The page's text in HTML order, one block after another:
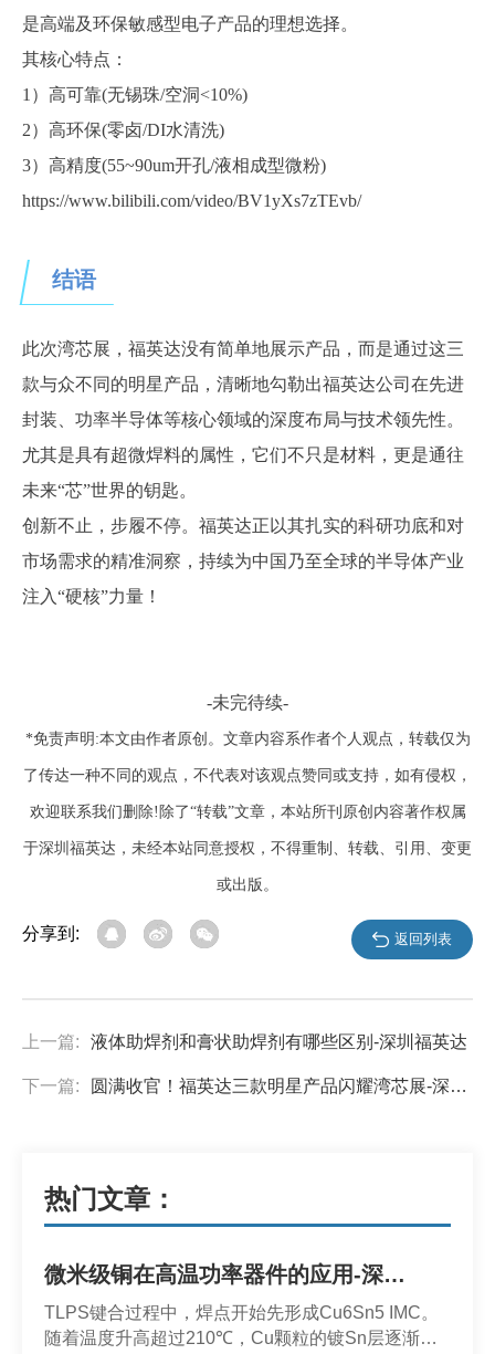
是高端及环保敏感型电子产品的理想选择。
其核心特点：
1）高可靠(无锡珠/空洞<10%)
2）高环保(零卤/DI水清洗)
3）高精度(55~90um开孔/液相成型微粉)
https://www.bilibili.com/video/BV1yXs7zTEvb/
结语
此次湾芯展，福英达没有简单地展示产品，而是通过这三
款与众不同的明星产品，清晰地勾勒出福英达公司在先进
封装、功率半导体等核心领域的深度布局与技术领先性。
尤其是具有超微焊料的属性， 它们不只是材料，更是通往
未来“芯”世界的钥匙。
创新不止，步履不停。福英达正以其扎实的科研功底和对
市场需求的精准洞察，持续为中国乃至全球的半导体产业
注入“硬核”力量！
-未完待续-
*免责声明:本文由作者原创。文章内容系作者个人观点，转载仅为
了传达一种不同的观点，不代表对该观点赞同或支持，如有侵权，
欢迎联系我们删除!除了“转载”文章，本站所刊原创内容著作权属
于深圳福英达，未经本站同意授权，不得重制、转载、引用、变更
或出版。
分享到: 返回列表
上一篇: 液体助焊剂和膏状助焊剂有哪些区别-深圳福英达
下一篇: 圆满收官！福英达三款明星产品闪耀湾芯展-深圳福英达
热门文章：
微米级铜在高温功率器件的应用-深圳福英达
TLPS键合过程中，焊点开始先形成Cu6Sn5 IMC。
随着温度升高超过210℃，Cu颗粒的镀Sn层逐渐开